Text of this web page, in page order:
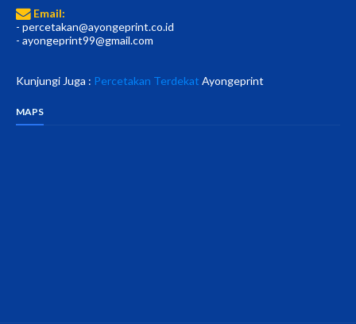
Email:
- percetakan@ayongeprint.co.id
- ayongeprint99@gmail.com
Kunjungi Juga : Percetakan Terdekat Ayongeprint
MAPS